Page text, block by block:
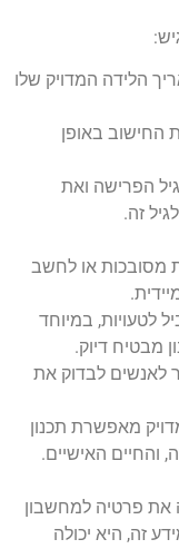
הלידה המדויק שלו
החישוב באופן
הפרישה ואת
זה.
מסובכות או לחשב
לטעויות, במיוחד
מבטיח דיוק.
24/7, מאפשר לאנשים לבדוק את
מאפשרת תכנון
והחיים האישיים.
40, מזינה את פרטיה למחשבון
בדיוק. עם מידע זה, היא יכולה